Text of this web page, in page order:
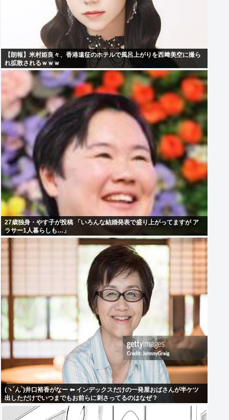
【朗報】米村姫良々、香港遠征のホテルで風呂上がりを西﨑美空に撮ら
れ拡散されるｗｗｗ
27歳独身・やす子が投稿 「いろんな結婚発表で盛り上がってますが ア
ラサー1人暮らしも…」
(ヽ´ん`)井口裕香がなー ⬅ インデックスだけの一発屋おばさんが半ケツ
出しただけでいつまでもお前らに刺さってるのはなぜ？